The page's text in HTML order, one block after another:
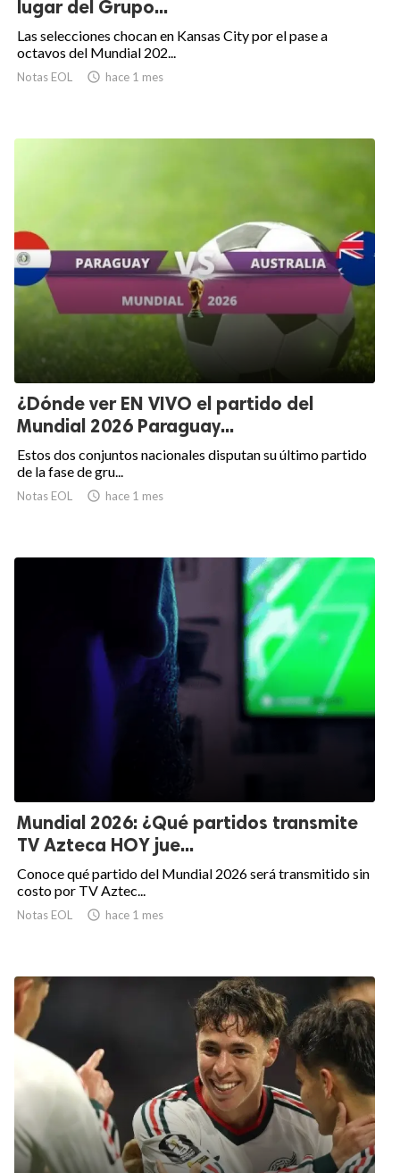
lugar del Grupo...
Las selecciones chocan en Kansas City por el pase a
octavos del Mundial 202...
Notas EOL  hace 1 mes
¿Dónde ver EN VIVO el partido del
Mundial 2026 Paraguay...
Estos dos conjuntos nacionales disputan su último partido
de la fase de gru...
Notas EOL  hace 1 mes
Mundial 2026: ¿Qué partidos transmite
TV Azteca HOY jue...
Conoce qué partido del Mundial 2026 será transmitido sin
costo por TV Aztec...
Notas EOL  hace 1 mes